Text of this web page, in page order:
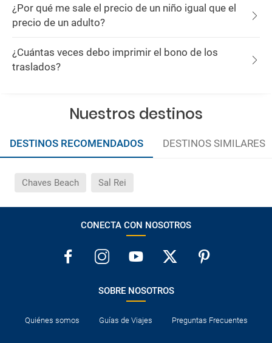
¿Por qué me sale el precio de un niño igual que el
precio de un adulto?
¿Cuántas veces debo imprimir el bono de los
traslados?
Nuestros destinos
DESTINOS RECOMENDADOS DESTINOS SIMILARES
Chaves Beach Sal Rei
CONECTA CON NOSOTROS
SOBRE NOSOTROS
Quiénes somos Guías de Viajes Preguntas Frecuentes